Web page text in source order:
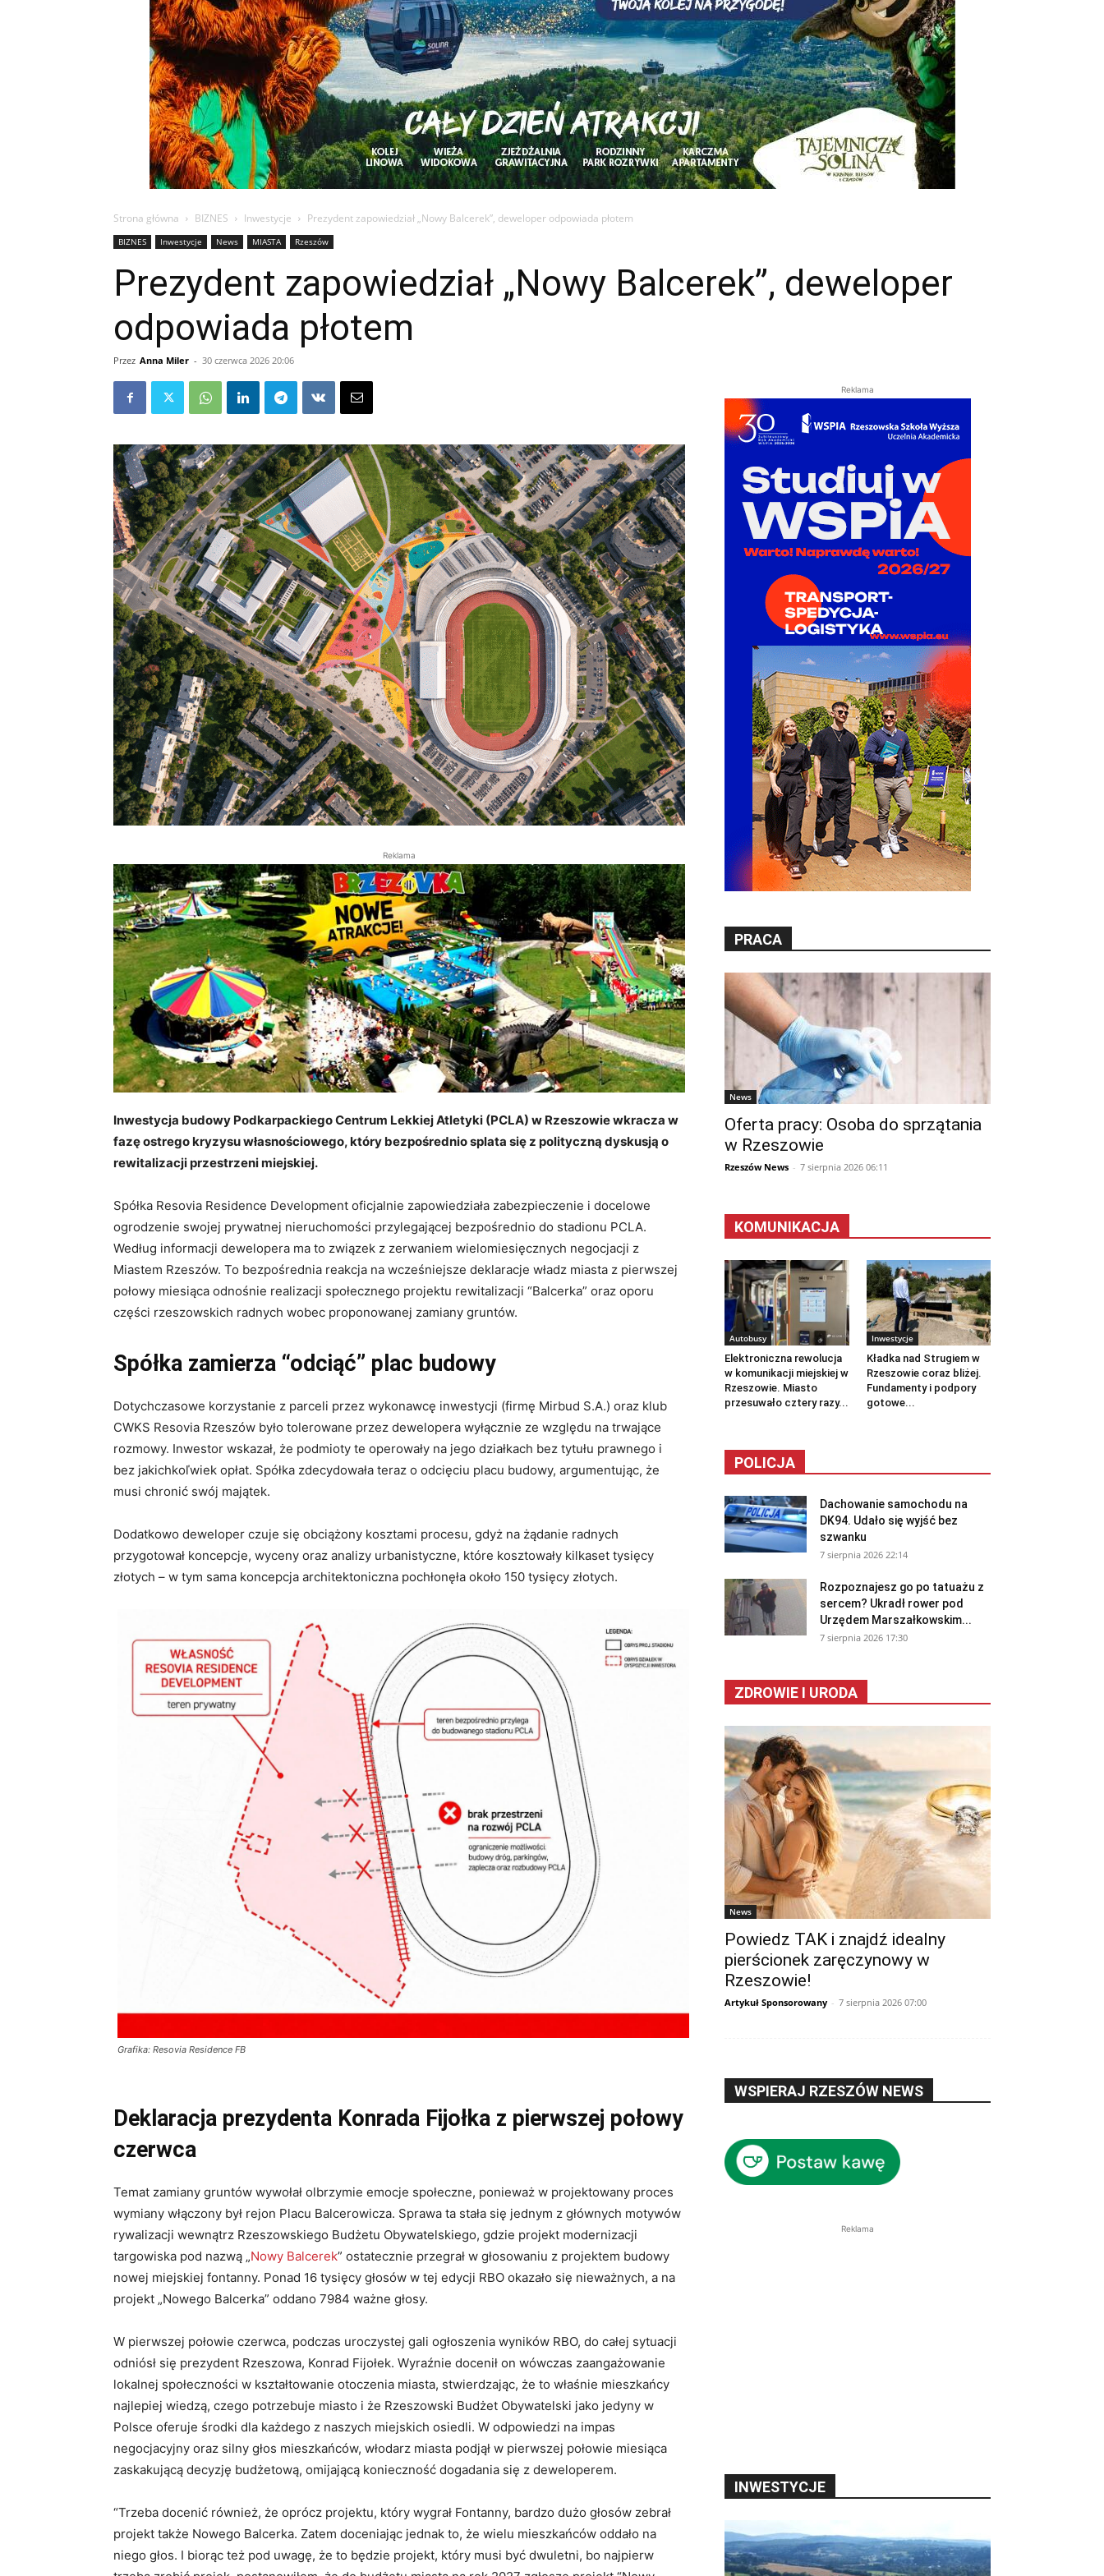
Strona główna BIZNES Inwestycje Prezydent zapowiedział „Nowy Balcerek”, deweloper odpowiada płotem
BIZNES Inwestycje News MIASTA Rzeszów
Prezydent zapowiedział „Nowy Balcerek”, deweloper
odpowiada płotem
Przez Anna Miler - 30 czerwca 2026 20:06
Reklama
Inwestycja budowy Podkarpackiego Centrum Lekkiej Atletyki (PCLA) w Rzeszowie wkracza w
fazę ostrego kryzysu własnościowego, który bezpośrednio splata się z polityczną dyskusją o
rewitalizacji przestrzeni miejskiej.
Spółka Resovia Residence Development oficjalnie zapowiedziała zabezpieczenie i docelowe
ogrodzenie swojej prywatnej nieruchomości przylegającej bezpośrednio do stadionu PCLA.
Według informacji dewelopera ma to związek z zerwaniem wielomiesięcznych negocjacji z
Miastem Rzeszów. To bezpośrednia reakcja na wcześniejsze deklaracje władz miasta z pierwszej
połowy miesiąca odnośnie realizacji społecznego projektu rewitalizacji “Balcerka” oraz oporu
części rzeszowskich radnych wobec proponowanej zamiany gruntów.
Spółka zamierza “odciąć” plac budowy
Dotychczasowe korzystanie z parceli przez wykonawcę inwestycji (firmę Mirbud S.A.) oraz klub
CWKS Resovia Rzeszów było tolerowane przez dewelopera wyłącznie ze względu na trwające
rozmowy. Inwestor wskazał, że podmioty te operowały na jego działkach bez tytułu prawnego i
bez jakichkoľwiek opłat. Spółka zdecydowała teraz o odcięciu placu budowy, argumentując, że
musi chronić swój majątek.
Dodatkowo deweloper czuje się obciążony kosztami procesu, gdyż na żądanie radnych
przygotował koncepcje, wyceny oraz analizy urbanistyczne, które kosztowały kilkaset tysięcy
złotych – w tym sama koncepcja architektoniczna pochłonęła około 150 tysięcy złotych.
Grafika: Resovia Residence FB
Deklaracja prezydenta Konrada Fijołka z pierwszej połowy
czerwca
Temat zamiany gruntów wywołał olbrzymie emocje społeczne, ponieważ w projektowany proces
wymiany włączony był rejon Placu Balcerowicza. Sprawa ta stała się jednym z głównych motywów
rywalizacji wewnątrz Rzeszowskiego Budżetu Obywatelskiego, gdzie projekt modernizacji
targowiska pod nazwą „Nowy Balcerek” ostatecznie przegrał w głosowaniu z projektem budowy
nowej miejskiej fontanny. Ponad 16 tysięcy głosów w tej edycji RBO okazało się nieważnych, a na
projekt „Nowego Balcerka” oddano 7984 ważne głosy.
W pierwszej połowie czerwca, podczas uroczystej gali ogłoszenia wyników RBO, do całej sytuacji
odniósł się prezydent Rzeszowa, Konrad Fijołek. Wyraźnie docenił on wówczas zaangażowanie
lokalnej społeczności w kształtowanie otoczenia miasta, stwierdzając, że to właśnie mieszkańcy
najlepiej wiedzą, czego potrzebuje miasto i że Rzeszowski Budżet Obywatelski jako jedyny w
Polsce oferuje środki dla każdego z naszych miejskich osiedli. W odpowiedzi na impas
negocjacyjny oraz silny głos mieszkańców, włodarz miasta podjął w pierwszej połowie miesiąca
zaskakującą decyzję budżetową, omijającą konieczność dogadania się z deweloperem.
“Trzeba docenić również, że oprócz projektu, który wygrał Fontanny, bardzo dużo głosów zebrał
projekt także Nowego Balcerka. Zatem doceniając jednak to, że wielu mieszkańców oddało na
niego głos. I biorąc też pod uwagę, że to będzie projekt, który musi być dwuletni, bo najpierw
Reklama
PRACA
News
Oferta pracy: Osoba do sprzątania
w Rzeszowie
Rzeszów News - 7 sierpnia 2026 06:11
KOMUNIKACJA
Autobusy
Elektroniczna rewolucja
w komunikacji miejskiej w
Rzeszowie. Miasto
przesuwało cztery razy...
Inwestycje
Kładka nad Strugiem w
Rzeszowie coraz bliżej.
Fundamenty i podpory
gotowe...
POLICJA
Dachowanie samochodu na
DK94. Udało się wyjść bez
szwanku
7 sierpnia 2026 22:14
Rozpoznajesz go po tatuażu z
sercem? Ukradł rower pod
Urzędem Marszałkowskim...
7 sierpnia 2026 17:30
ZDROWIE I URODA
News
Powiedz TAK i znajdź idealny
pierścionek zaręczynowy w
Rzeszowie!
Artykuł Sponsorowany - 7 sierpnia 2026 07:00
WSPIERAJ RZESZÓW NEWS
Reklama
INWESTYCJE